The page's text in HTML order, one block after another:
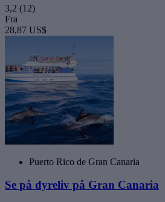
3,2 (12)
Fra
28,87 US$
Puerto Rico de Gran Canaria
Se på dyreliv på Gran Canaria